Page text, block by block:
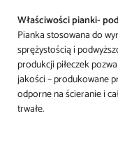
Właściwości pianki-
Pianka stosowana do
sprężystością i
produkcji piłeczek
jakości – produkowane
odporne na ścieranie i
trwałe.